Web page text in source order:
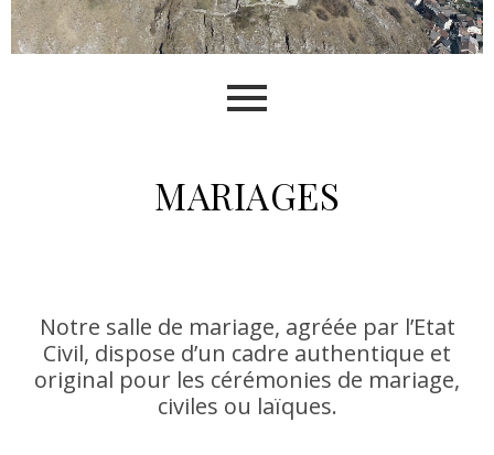
MARIAGES
Notre salle de mariage, agréée par l’Etat
Civil, dispose d’un cadre authentique et
original pour les cérémonies de mariage,
civiles ou laïques.